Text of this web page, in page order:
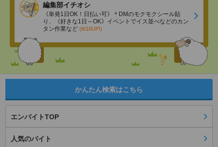
編集部イチオシ
《単発1日OK！日払い可》＊DMのモクモクシール貼
り、《好きな1日～OK》イベントでイス並べなどのカン
タン作業など (8/10UP!)
かんたん検索はこちら
エンバイトTOP
人気のバイト